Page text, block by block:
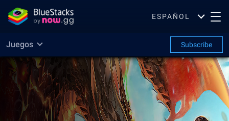
ESPAÑOL
Juegos Subscribe